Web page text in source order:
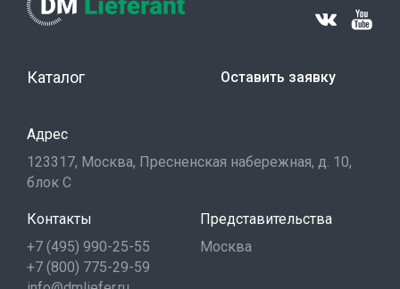
Каталог Оставить заявку
Адрес
123317, Москва, Пресненская набережная, д. 10,
блок С
Контакты
+7 (495) 990-25-55
+7 (800) 775-29-59
Представительства
Москва